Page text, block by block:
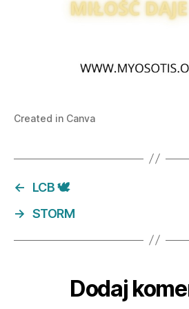
Created in Canva
←
LCB 🕊
→ STORM
Dodaj